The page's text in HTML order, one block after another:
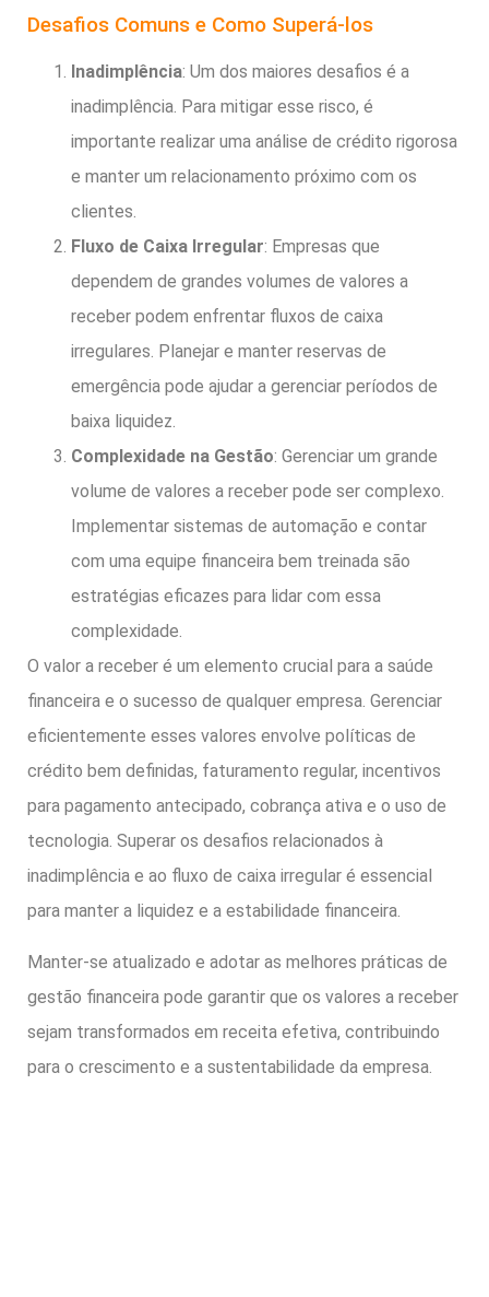
Desafios Comuns e Como Superá-los
Inadimplência: Um dos maiores desafios é a
inadimplência. Para mitigar esse risco, é
importante realizar uma análise de crédito rigorosa
e manter um relacionamento próximo com os
clientes.
Fluxo de Caixa Irregular: Empresas que
dependem de grandes volumes de valores a
receber podem enfrentar fluxos de caixa
irregulares. Planejar e manter reservas de
emergência pode ajudar a gerenciar períodos de
baixa liquidez.
Complexidade na Gestão: Gerenciar um grande
volume de valores a receber pode ser complexo.
Implementar sistemas de automação e contar
com uma equipe financeira bem treinada são
estratégias eficazes para lidar com essa
complexidade.
O valor a receber é um elemento crucial para a saúde
financeira e o sucesso de qualquer empresa. Gerenciar
eficientemente esses valores envolve políticas de
crédito bem definidas, faturamento regular, incentivos
para pagamento antecipado, cobrança ativa e o uso de
tecnologia. Superar os desafios relacionados à
inadimplência e ao fluxo de caixa irregular é essencial
para manter a liquidez e a estabilidade financeira.
Manter-se atualizado e adotar as melhores práticas de
gestão financeira pode garantir que os valores a receber
sejam transformados em receita efetiva, contribuindo
para o crescimento e a sustentabilidade da empresa.